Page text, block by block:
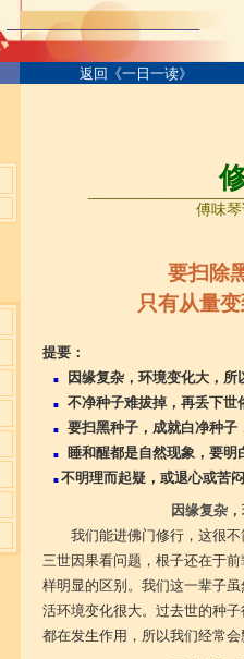
返回《一日一读》
傅味琴
要扫除
只有从量
提要：
■ 因缘复杂，环境变化大，所
■ 不净种子难拔掉，再丢下世
■ 要扫黑种子，成就白净种子
■ 睡和醒都是自然现象，要
■ 不明理而起疑，或退心或苦闷
因缘复杂
我们能进佛门修行，这很
三世因果看问题，根子还在于
样明显的区别。我们这一辈子
活环境变化很大。过去世的种
都在发生作用，所以我们经常会